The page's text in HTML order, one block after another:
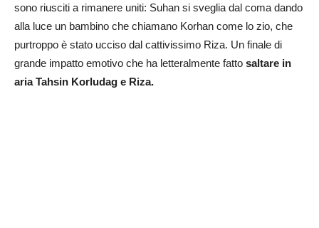
sono riusciti a rimanere uniti: Suhan si sveglia dal coma dando
alla luce un bambino che chiamano Korhan come lo zio, che
purtroppo è stato ucciso dal cattivissimo Riza. Un finale di
grande impatto emotivo che ha letteralmente fatto saltare in
aria Tahsin Korludag e Riza.